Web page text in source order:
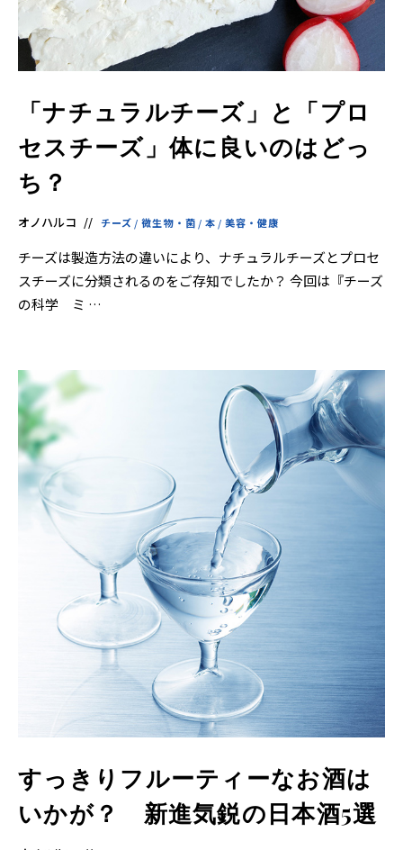
「ナチュラルチーズ」と「プロ
セスチーズ」体に良いのはどっ
ち？
オノハルコ チーズ / 微生物・菌 / 本 / 美容・健康
チーズは製造方法の違いにより、ナチュラルチーズとプロセ
スチーズに分類されるのをご存知でしたか？ 今回は『チーズ
の科学 ミ …
すっきりフルーティーなお酒は
いかが？ 新進気鋭の日本酒5選